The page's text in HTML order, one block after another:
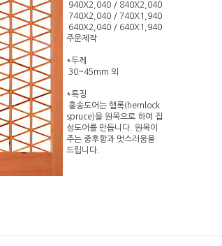
940X2,040 / 840X2,040
740X2,040 / 740X1,940
640X2,040 / 640X1,940
주문제작
*두께
30~45mm 외
*특징
홍송도어는 햄록(hemlock
spruce)을 원목으로 하여 집
성도어를 만듭니다. 원목이
주는 중후함과 멋스러움을
드립니다.